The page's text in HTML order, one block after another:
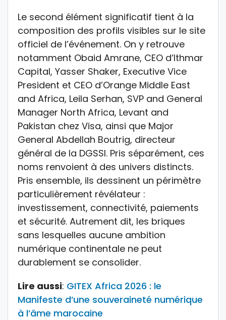
Le second élément significatif tient à la
composition des profils visibles sur le site
officiel de l’événement. On y retrouve
notamment Obaid Amrane, CEO d’Ithmar
Capital, Yasser Shaker, Executive Vice
President et CEO d’Orange Middle East
and Africa, Leila Serhan, SVP and General
Manager North Africa, Levant and
Pakistan chez Visa, ainsi que Major
General Abdellah Boutrig, directeur
général de la DGSSI. Pris séparément, ces
noms renvoient à des univers distincts.
Pris ensemble, ils dessinent un périmètre
particulièrement révélateur :
investissement, connectivité, paiements
et sécurité. Autrement dit, les briques
sans lesquelles aucune ambition
numérique continentale ne peut
durablement se consolider.
Lire aussi: GITEX Africa 2026 : le
Manifeste d’une souveraineté numérique
à l’âme marocaine